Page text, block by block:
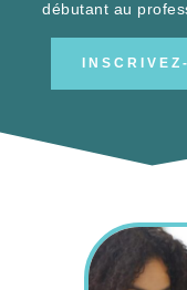
débutant au